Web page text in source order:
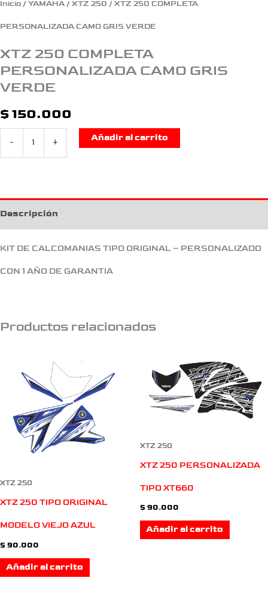
Inicio / YAMAHA / XTZ 250 / XTZ 250 COMPLETA
PERSONALIZADA CAMO GRIS VERDE
XTZ 250 COMPLETA
PERSONALIZADA CAMO GRIS
VERDE
$ 150.000
- +
Añadir al carrito
Descripción
KIT DE CALCOMANIAS TIPO ORIGINAL – PERSONALIZADO
CON 1 AÑO DE GARANTIA
Productos relacionados
XTZ 250
XTZ 250 TIPO ORIGINAL
MODELO VIEJO AZUL
$ 90.000
Añadir al carrito
XTZ 250
XTZ 250 PERSONALIZADA
TIPO XT660
$ 90.000
Añadir al carrito